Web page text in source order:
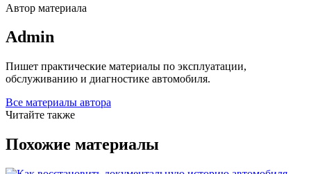
Автор материала
Admin
Пишет практические материалы по эксплуатации,
обслуживанию и диагностике автомобиля.
Все материалы автора
Читайте также
Похожие материалы